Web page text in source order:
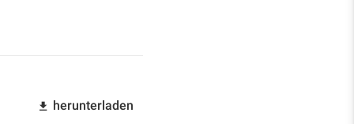
herunterladen